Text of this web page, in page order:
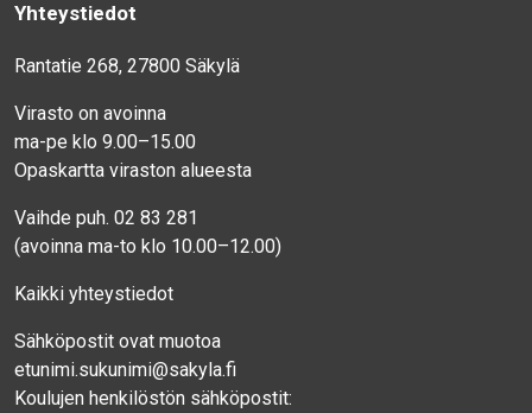
Yhteystiedot
Rantatie 268, 27800 Säkylä
Virasto on avoinna
ma-pe klo 9.00–15.00
Opaskartta viraston alueesta
Vaihde puh. 02 83 281
(avoinna ma-to klo 10.00–12.00)
Kaikki yhteystiedot
Sähköpostit ovat muotoa
etunimi.sukunimi@sakyla.fi
Koulujen henkilöstön sähköpostit: